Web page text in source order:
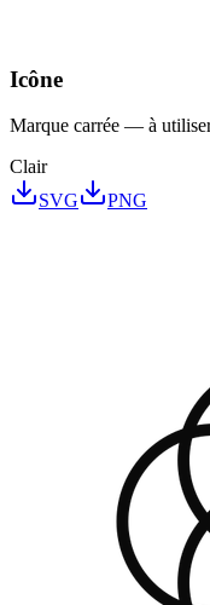
Icône
Marque carrée — à
Clair
SVG
PNG